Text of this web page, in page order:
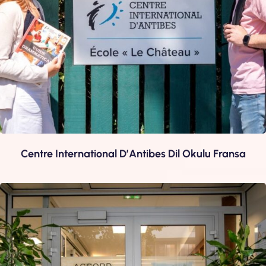
Örneğin bazı okullarda yoğun Fransızca program içinde
haftada 20 Fransızca dersine ek olarak haftada 5 saat
birebir Fransızca, iş için Fransızca, sınavlara hazırlık için
Fransızca dersleri alabilir, ya da Fransız Edebiyatı, Sanat
Tarihi, Moda, Mutfak, Aşçılık ,Fransız Sineması… gibi farklı
konular üzerine derslere katılabilirsin.
Bazı okullarda genel Fransızca eğitimine ek olarak,
gastronomi, aşçılık, Fransız mutfağı… gibi konularda kurslara
Fransızca partik yapmak, sosyalleşmek ve ilgi alanını
geliştirmek için dans, gitar, dijital fotoğrafçılık, yüzme, tenis,
voleybol gibi konular üzerine atölye derslerini
değerlendirebilirsin.
Fransa’da Dil Eğitimi Alırken
Centre International D’Antibes Dil Okulu Fransa